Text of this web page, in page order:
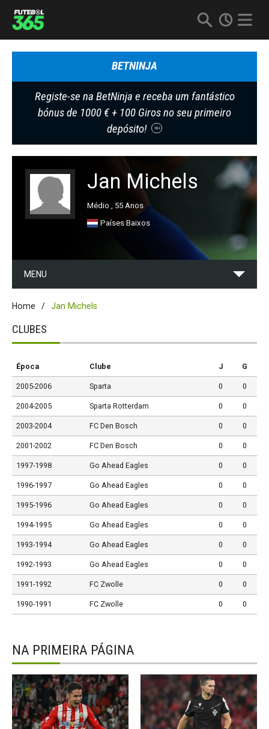
BETNINJA
Registe-se na BetNinja e receba um fantástico
bónus de 1000 € + 100 Giros no seu primeiro
depósito!
18+
Jan Michels
Médio , 55 Anos
Países Baixos
MENU
Home Jan Michels
CLUBES
Época Clube J G
2005-2006 Sparta 0 0
2004-2005 Sparta Rotterdam 0 0
2003-2004 FC Den Bosch 0 0
2001-2002 FC Den Bosch 0 0
1997-1998 Go Ahead Eagles 0 0
1996-1997 Go Ahead Eagles 0 0
1995-1996 Go Ahead Eagles 0 0
1994-1995 Go Ahead Eagles 0 0
1993-1994 Go Ahead Eagles 0 0
1992-1993 Go Ahead Eagles 0 0
1991-1992 FC Zwolle 0 0
1990-1991 FC Zwolle 0 0
NA PRIMEIRA PÁGINA